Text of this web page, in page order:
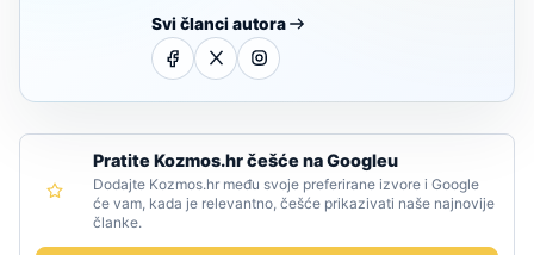
Svi članci autora
Pratite Kozmos.hr češće na Googleu
Dodajte Kozmos.hr među svoje preferirane izvore i Google
će vam, kada je relevantno, češće prikazivati naše najnovije
članke.